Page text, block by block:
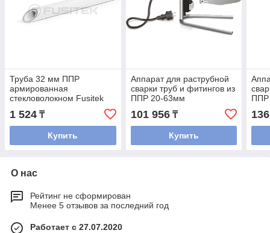
Труба 32 мм ППР
армированная
стекловолокном Fusitek
Faser (PN 20)
1 524 ₸
Купить
Аппарат для раструбной
сварки труб и фитингов из
ППР 20-63мм
101 956₸
Купить
ППР
О нас
Рейтинг не сформирован
Менее 5 отзывов за последний год
Работает с 27.07.2020